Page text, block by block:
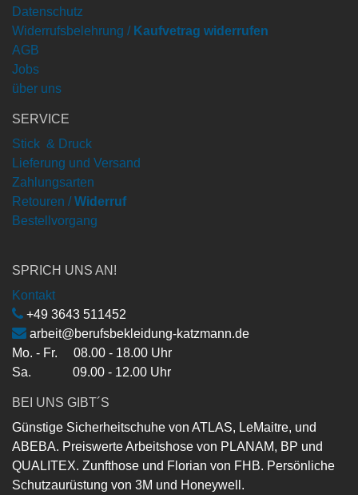
Datenschutz
Widerrufsbelehrung / Kaufvetrag widerrufen
AGB
Jobs
über uns
SERVICE
Stick & Druck
Lieferung und Versand
Zahlungsarten
Retouren / Widerruf
Bestellvorgang
SPRICH UNS AN!
Kontakt
+49 3643 511452
arbeit@berufsbekleidung-katzmann.de
Mo. - Fr. 08.00 - 18.00 Uhr
Sa. 09.00 - 12.00 Uhr
BEI UNS GIBT´S
Günstige Sicherheitschuhe von ATLAS, LeMaitre, und
ABEBA. Preiswerte Arbeitshose von PLANAM, BP und
QUALITEX. Zunfthose und Florian von FHB. Persönliche
Schutzaurüstung von 3M und Honeywell.